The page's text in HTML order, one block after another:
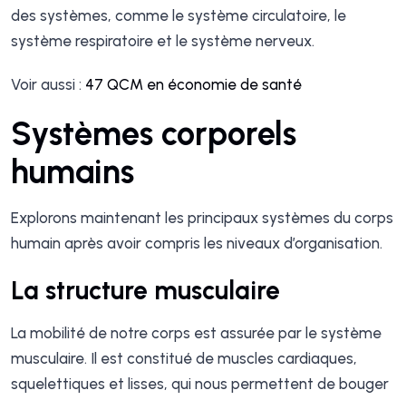
des systèmes, comme le système circulatoire, le
système respiratoire et le système nerveux.
Voir aussi : 47 QCM en économie de santé
Systèmes corporels
humains
Explorons maintenant les principaux systèmes du corps
humain après avoir compris les niveaux d’organisation.
La structure musculaire
La mobilité de notre corps est assurée par le système
musculaire. Il est constitué de muscles cardiaques,
squelettiques et lisses, qui nous permettent de bouger